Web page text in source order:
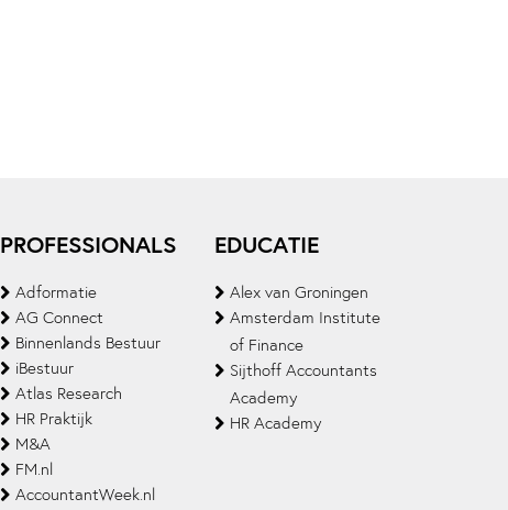
PROFESSIONALS
Adformatie
AG Connect
Binnenlands Bestuur
iBestuur
Atlas Research
HR Praktijk
M&A
FM.nl
AccountantWeek.nl
EDUCATIE
Alex van Groningen
Amsterdam Institute
of Finance
Sijthoff Accountants
Academy
HR Academy